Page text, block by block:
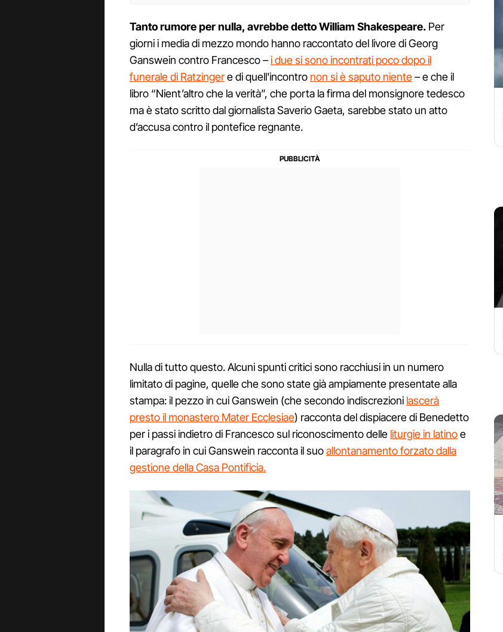
Tanto rumore per nulla, avrebbe detto William Shakespeare. Per
giorni i media di mezzo mondo hanno raccontato del livore di Georg
Ganswein contro Francesco –i due si sono incontrati poco dopo il
funerale di Ratzingere di quell'incontro non si è saputo niente– e che il
libro “Nient’altro che la verità”, che porta la firma del monsignore tedesco
ma è stato scritto dal giornalista Saverio Gaeta, sarebbe stato un atto
d’accusa contro il pontefice regnante.
Nulla di tutto questo. Alcuni spunti critici sono racchiusi in un numero
limitato di pagine, quelle che sono state già ampiamente presentate alla
stampa: il pezzo in cui Ganswein (che secondo indiscrezioni lascerà
presto il monastero Mater Ecclesiae) racconta del dispiacere di Benedetto
per i passi indietro di Francesco sul riconoscimento delle liturgie in latinoe
il paragrafo in cui Ganswein racconta il suoallontanamento forzato dalla
gestione della Casa Pontificia.